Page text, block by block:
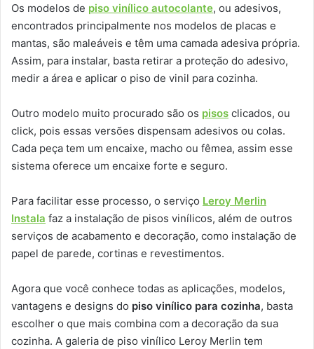
Os modelos de piso vinílico autocolante, ou adesivos,
encontrados principalmente nos modelos de placas e
mantas, são maleáveis e têm uma camada adesiva própria.
Assim, para instalar, basta retirar a proteção do adesivo,
medir a área e aplicar o piso de vinil para cozinha.
Outro modelo muito procurado são os pisos clicados, ou
click, pois essas versões dispensam adesivos ou colas.
Cada peça tem um encaixe, macho ou fêmea, assim esse
sistema oferece um encaixe forte e seguro.
Para facilitar esse processo, o serviço Leroy Merlin
Instala faz a instalação de pisos vinílicos, além de outros
serviços de acabamento e decoração, como instalação de
papel de parede, cortinas e revestimentos.
Agora que você conhece todas as aplicações, modelos,
vantagens e designs do piso vinílico para cozinha, basta
escolher o que mais combina com a decoração da sua
cozinha. A galeria de piso vinílico Leroy Merlin tem